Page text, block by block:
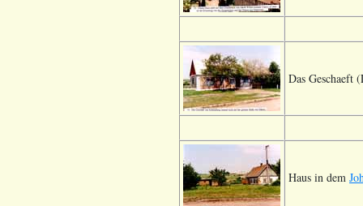
Das Geschaeft
Haus in dem